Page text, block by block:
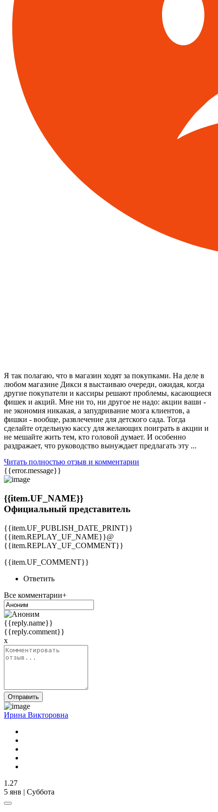
Я так полагаю, что в магазин ходят за покупками. На деле в
любом магазине Дикси я выстаиваю очереди, ожидая, когда
другие покупатели и кассиры решают проблемы, касающиеся
фишек и акций. Мне ни то, ни другое не надо: акции ваши -
не экономия никакая, а запудривание мозга клиентов, а
фишки - вообще, развлечение для детского сада. Тогда
сделайте отдельную кассу для желающих поиграть в акции и
не мешайте жить тем, кто головой думает. И особенно
раздражает, что руководство вынуждает предлагать эту ...
Читать полностью отзыв и комментарии
{{error.message}}
{{item.UF_NAME}}
Официальный представитель
{{item.UF_PUBLISH_DATE_PRINT}}
{{item.REPLAY_UF_NAME}}@
{{item.REPLAY_UF_COMMENT}}
{{item.UF_COMMENT}}
Ответить
Все комментарии+
{{reply.name}}
{{reply.comment}}
x
Отправить
Ирина Викторовна
1.27
5 янв | Суббота